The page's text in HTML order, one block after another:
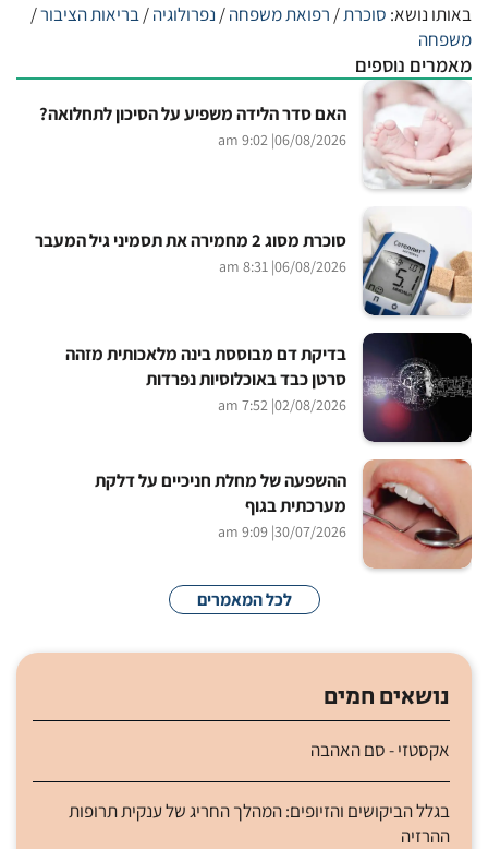
באותו נושא: סוכרת/ רפואת משפחה/ נפרולוגיה/בריאות הציבור/
משפחה
מאמרים נוספים
האם סדר הלידה משפיע על הסיכון לתחלואה?
06/08/2026
| 9:02 am
סוכרת מסוג 2 מחמירה את תסמיני גיל המעבר
06/08/2026
| 8:31 am
בדיקת דם מבוססת בינה מלאכותית מזהה
סרטן כבד באוכלוסיות נפרדות
02/08/2026
| 7:52 am
ההשפעה של מחלת חניכיים על דלקת
מערכתית בגוף
30/07/2026
| 9:09 am
לכל המאמרים
נושאים חמים
אקסטזי - סם האהבה
בגלל הביקושים והזיופים: המהלך החריג של ענקית תרופות
ההרזיה